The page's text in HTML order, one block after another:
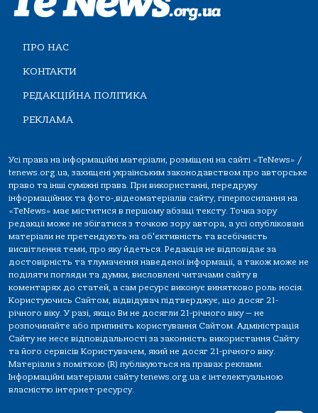
ПРО НАС
КОНТАКТИ
РЕДАКЦІЙНА ПОЛІТИКА
РЕКЛАМА
Усі права на інформаційні матеріали, розміщені на сайті «TeNews» /
tenews.org.ua, захищені українським законодавством про авторське
право та інші суміжні права. При використанні, передруку
інформаційних та фото-,відеоматеріалів сайту, гіперпосилання на
«TeNews» має міститися в першому абзаці тексту. Точка зору
редакції може не збігатися з точкою зору автора, а усі опубліковані
матеріали не претендують на об'єктивність та всебічність
висвітлення теми, про яку йдеться. Редакція не відповідає за
достовірність та тлумачення наведеної інформації, а також може не
поділяти погляди та думки, висловлені читачами сайту в
коментарях до статей, а сам ресурс виконує винятково роль носія.
Користуючись Сайтом, відвідувач підтверджує, що досяг 21-
річного віку. У разі, якщо Ви не досягли 21-річного віку — не
розпочинайте або припиніть користування Сайтом. Адміністрація
Сайту не несе відповідальності за законність використання Сайту
та його сервісів Користувачем, який не досяг 21-річного віку.
Матеріали з поміткою (R) публікуються на правах реклами.
Інформаційні матеріали сайту tenews.org.ua є інтелектуальною
власністю інтернет-ресурсу.